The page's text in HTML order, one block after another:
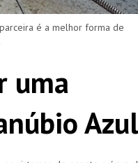
é a melhor forma de
uma
Azul